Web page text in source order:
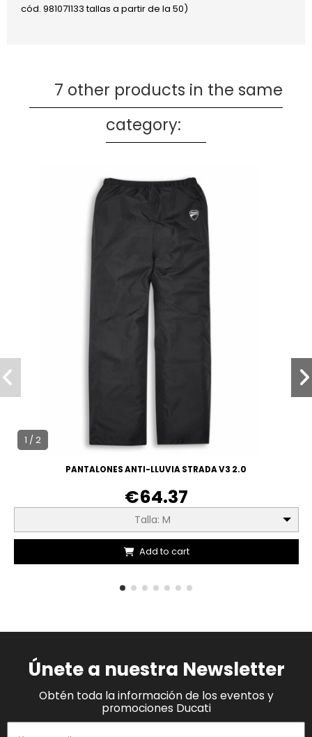
cód. 981071133 tallas a partir de la 50)
7 other products in the same
category:
1 / 2
PANTALONES ANTI-LLUVIA STRADA V3 2.0
€64.37
Talla: M
Add to cart
Únete a nuestra Newsletter
Obtén toda la información de los eventos y
promociones Ducati